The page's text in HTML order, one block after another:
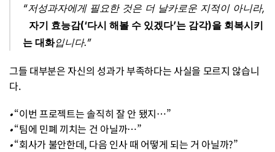
“저성과자에게 필요한 것은 더 날카로운 지적이 아니라,
자기 효능감(‘다시 해볼 수 있겠다’는 감각)을 회복시키
는 대화입니다.”
그들 대부분은 자신의 성과가 부족하다는 사실을 모르지 않습니
다.
• “이번 프로젝트는 솔직히 잘 안 됐지…”
• “팀에 민폐 끼치는 건 아닐까…”
• “회사가 불안한데, 다음 인사 때 어떻게 되는 거 아닐까?”